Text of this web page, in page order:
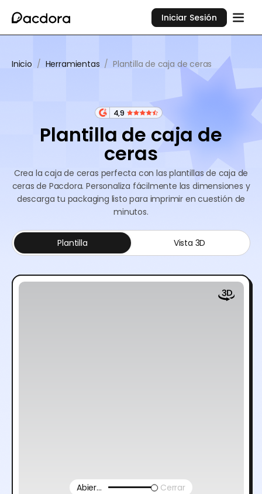
Iniciar Sesión
Inicio / Herramientas / Plantilla de caja de ceras
4,9
Plantilla de caja de
ceras
Crea la caja de ceras perfecta con las plantillas de caja de
ceras de Pacdora. Personaliza fácilmente las dimensiones y
descarga tu packaging listo para imprimir en cuestión de
minutos.
Plantilla Vista 3D
Abierto Cerrar